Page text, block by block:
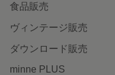
食品販売
ヴィンテージ販売
ダウンロード販売
minne PLUS